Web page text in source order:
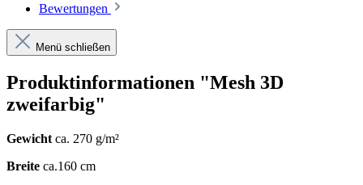
Bewertungen
Menü schließen
Produktinformationen "Mesh 3D
zweifarbig"
Gewicht ca. 270 g/m²
Breite ca.160 cm